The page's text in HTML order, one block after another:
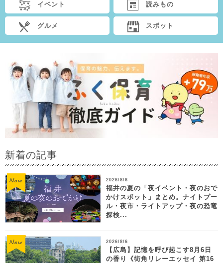
イベント 読みもの
グルメ スポット
新着の記事
2026/8/6
福井の夏の「夜イベント・夜のおで
かけスポット」まとめ。ナイトプー
ル・夜市・ライトアップ・夜の恐竜
探検...
2026/8/6
【広島】記憶を呼び起こす8月6日
の香り《街角リレーエッセイ 第16